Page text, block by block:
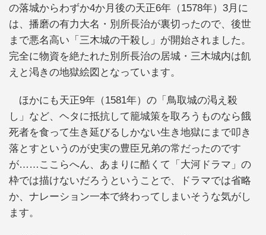
の落城からわずか4か月後の天正6年（1578年）3月に
は、播磨の有力大名・別所長治が裏切ったので、後世
まで悪名高い「三木城の干殺し」が開始されました。
完全に物資を絶たれた別所長治の居城・三木城内は飢
えと渇きの地獄絵図となっています。
ほかにも天正9年（1581年）の「鳥取城の渇え殺
し」など、ヘタに抵抗して籠城策を取ろうものなら餓
死者を食って生き延びるしかない生き地獄にまで叩き
落とすというのが史実の豊臣兄弟の常だったのです
が……ここらへん、あまりに酷くて「大河ドラマ」の
枠では描けないだろうということで、ドラマでは省略
か、ナレーション一本で終わってしまいそうな気がし
ます。